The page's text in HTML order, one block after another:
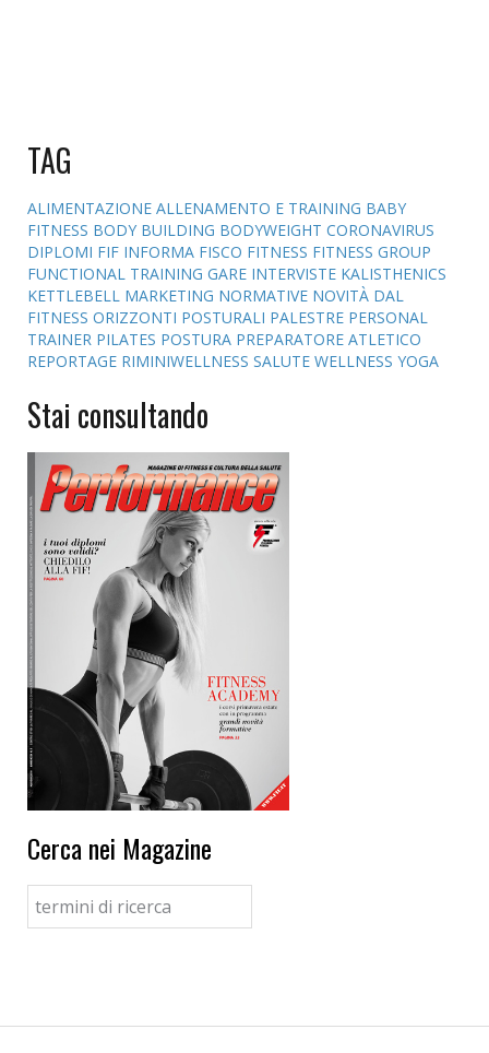
TAG
ALIMENTAZIONE ALLENAMENTO E TRAINING BABY
FITNESS BODY BUILDING BODYWEIGHT CORONAVIRUS
DIPLOMI FIF INFORMA FISCO FITNESS FITNESS GROUP
FUNCTIONAL TRAINING GARE INTERVISTE KALISTHENICS
KETTLEBELL MARKETING NORMATIVE NOVITÀ DAL
FITNESS ORIZZONTI POSTURALI PALESTRE PERSONAL
TRAINER PILATES POSTURA PREPARATORE ATLETICO
REPORTAGE RIMINIWELLNESS SALUTE WELLNESS YOGA
Stai consultando
Cerca nei Magazine